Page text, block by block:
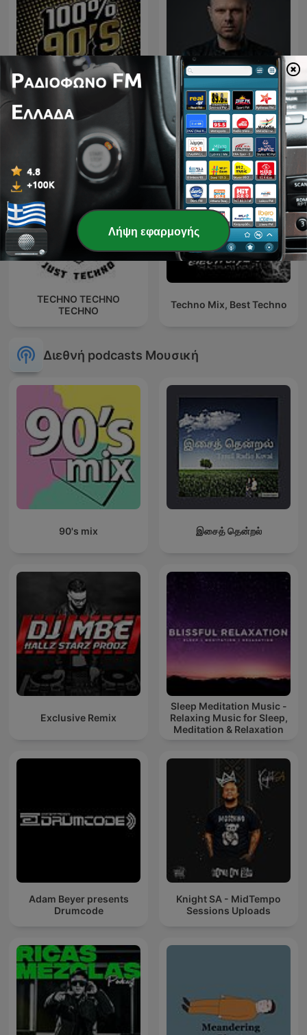
100% 90
Downtown - House & Tech
house
TECHNO TECHNO
TECHNO
Techno Mix, Best Techno
Διεθνή podcasts Μουσική
90's mix இசைத் தென்றல்
Exclusive Remix
Sleep Meditation Music -
Relaxing Music for Sleep,
Meditation & Relaxation
Adam Beyer presents
Drumcode
Knight SA - MidTempo
Sessions Uploads
Λήψη εφαρμογής